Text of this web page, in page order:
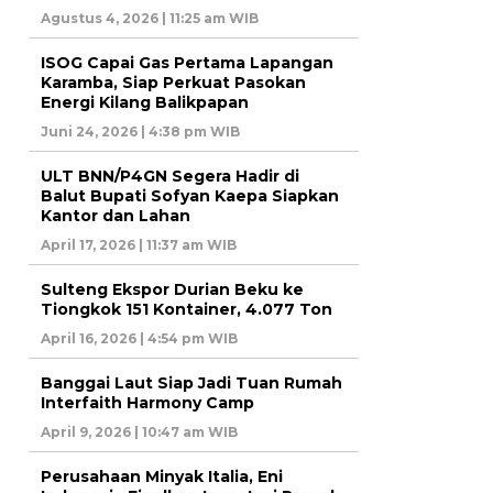
Agustus 4, 2026 | 11:25 am WIB
ISOG Capai Gas Pertama Lapangan
Karamba, Siap Perkuat Pasokan
Energi Kilang Balikpapan
Juni 24, 2026 | 4:38 pm WIB
ULT BNN/P4GN Segera Hadir di
Balut Bupati Sofyan Kaepa Siapkan
Kantor dan Lahan
April 17, 2026 | 11:37 am WIB
Sulteng Ekspor Durian Beku ke
Tiongkok 151 Kontainer, 4.077 Ton
April 16, 2026 | 4:54 pm WIB
Banggai Laut Siap Jadi Tuan Rumah
Interfaith Harmony Camp
April 9, 2026 | 10:47 am WIB
Perusahaan Minyak Italia, Eni